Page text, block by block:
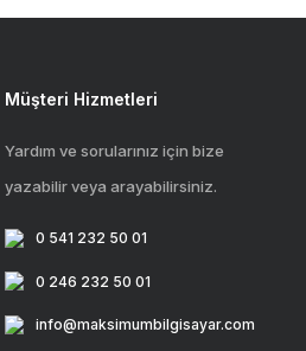
Müşteri Hizmetleri
Yardım ve sorularınız için bize
yazabilir veya arayabilirsiniz.
0 541 232 50 01
0 246 232 50 01
info@maksimumbilgisayar.com